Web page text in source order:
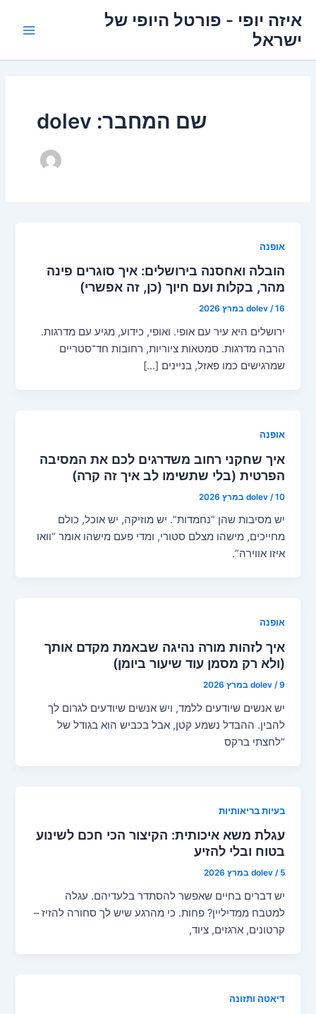
לתוכןאיזה יופי - פורטל היופי של
ישראל
שם המחבר: dolev
אופנה
הובלה ואחסנה בירושלים: איך סוגרים פינה
מהר, בקלות ועם חיוך (כן, זה אפשרי)
dolev /16 במרץ 2026
ירושלים היא עיר עם אופי. ואופי, כידוע, מגיע עם מדרגות.
הרבה מדרגות. סמטאות ציוריות, רחובות חד־סטריים
שמרגישים כמו פאזל, בניינים […]
אופנה
איך שחקני רחוב משדרגים לכם את המסיבה
הפרטית (בלי שתשימו לב איך זה קרה)
dolev /10 במרץ 2026
יש מסיבות שהן “נחמדות”. יש מוזיקה, יש אוכל, כולם
מחייכים, מישהו מצלם סטורי, ומדי פעם מישהו אומר “וואו
איזו אווירה”.
אופנה
איך לזהות מורה נהיגה שבאמת מקדם אותך
(ולא רק מסמן עוד שיעור ביומן)
dolev /9 במרץ 2026
יש אנשים שיודעים ללמד, ויש אנשים שיודעים לגרום לך
להבין. ההבדל נשמע קטן, אבל בכביש הוא בגודל של
“לחצתי ברקס
בעיות בריאותיות
עגלת משא איכותית: הקיצור הכי חכם לשינוע
בטוח ובלי להזיע
dolev / 5 במרץ 2026
יש דברים בחיים שאפשר להסתדר בלעדיהם. עגלה
למטבח ממדיליין? פחות. כי מהרגע שיש לך סחורה להזיז –
קרטונים, ארגזים, ציוד,
דיאטה ותזונה